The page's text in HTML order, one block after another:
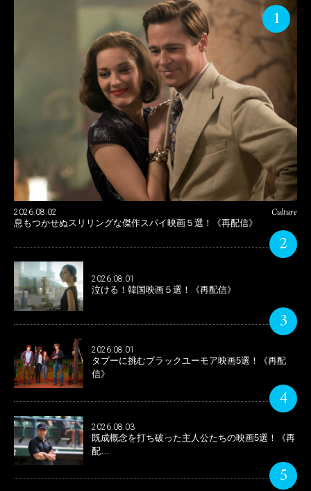
1
Culture
2026.08.02
息もつかせぬスリリングな傑作スパイ映画５選！《再配信》
2
2026.08.01
泣ける！韓国映画５選！《再配信》
3
2026.08.01
タブーに挑むブラックユーモア映画5選！《再配
信》
4
2026.08.03
既成概念を打ち破った主人公たちの映画5選！《再
配…
5